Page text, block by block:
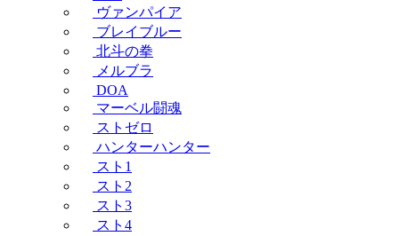
ヴァンパイア
ブレイブルー
北斗の拳
メルブラ
DOA
マーベル闘魂
ストゼロ
ハンターハンター
スト1
スト2
スト3
スト4